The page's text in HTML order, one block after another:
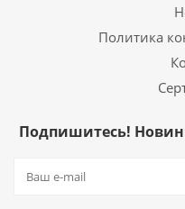
Политика
Подпишитесь!